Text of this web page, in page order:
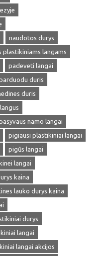
naudotos durys
plastikiniams langams
padeveti langai
duris
duris
namo langai
pigiausi plastikiniai langai
pigūs langai
langai
kaina
lauko durys kaina
durys
langai
langai akcijos